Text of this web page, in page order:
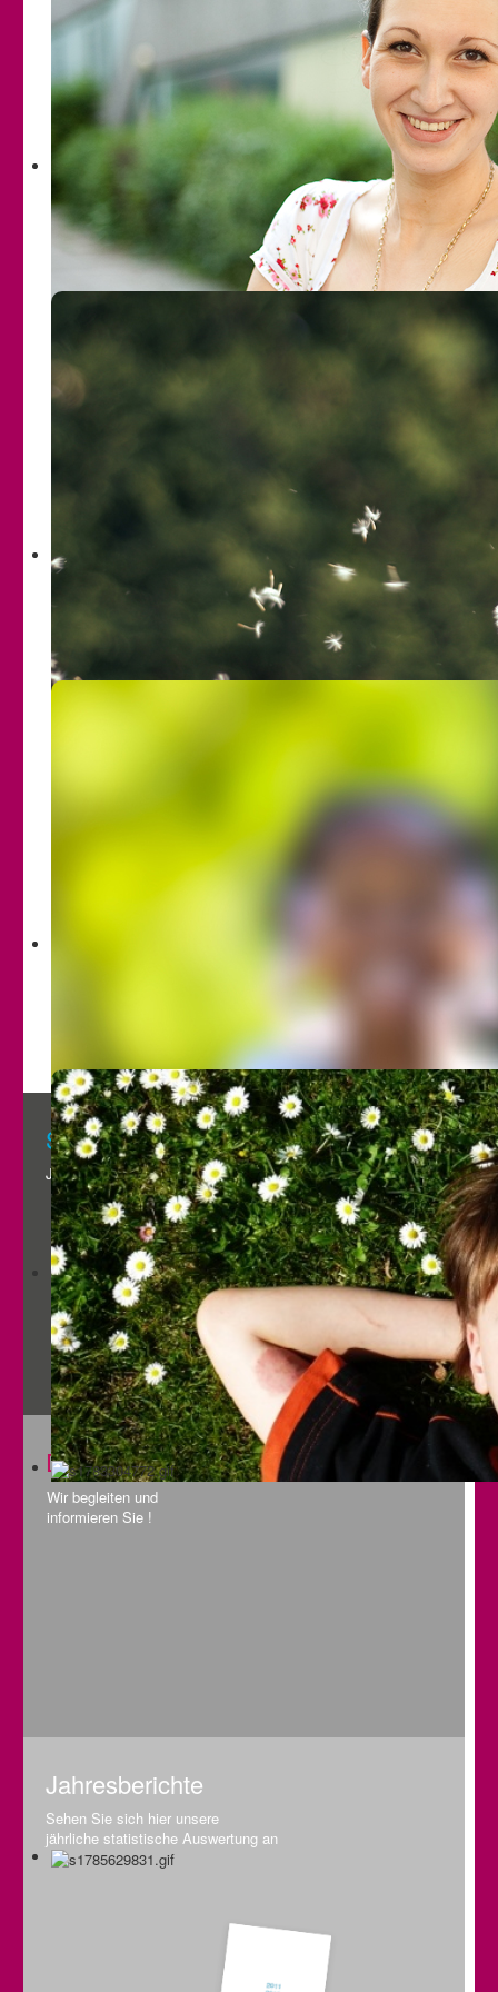
Betroffene mit Behinderung
Eltern und Vertrauenspersonen
Pädagogische Fachkräfte
Präventionsprojekte
Projekttage in der Schule
Materialien
Modellprojekt: Fortbildungsoffensive 2010-
2014 der DgfPI
Fortbildungen
Spenden statt Schenken
Benefizveranstaltungen
Öffentlichkeitsarbeit
Geldauflagen und Bußgelder
Wir unterstützen Lawine
kindliche Entwicklung wird nachhaltig gestört und
beschädigt, die Folgen sind teilweise schwerwiegend, und
die Erinnerung daran wird, wenn möglich, vergraben.
Gleichzeitig mobilisieren die Kinder und Jugendlichen eine
große Kraft und vielfältige Fähigkeiten, dies so
unbeschadet wie möglich zu überstehen. Sie entwickeln
Überlebensstrategien und Widerstandsformen, die ihnen in
ihrer bedrohlichen Lebenssituation hilfreich sind. Sie
suchen Wege sich zu schützen und Hilfe zu finden. Viel
Mut, Ausdauer und Stärke braucht es, sich aus dieser
Situation zu befreien oder sich den Erinnerungen zu stellen.
Zahlreiche Beispiele lassen sich dazu in unserer
Beratungs- und Therapiearbeit finden. Sie begleiten uns und
bestärken uns in unserer Arbeit.
Ausmaß der sexuellen Gewalt im öffentlichen Bewusstsein
wach zu halten und sich für Bedingungen einzusetzen, die
es Kindern ermöglichen, ohne Erfahrungen sexueller
Übergriffe und Gewalt aufzuwachsen.
Neben der Beratungsarbeit gehört der verbesserte Schutz
der Kinder und Jugendlichen vor sexuellen Übergriffen zum
Betätigungsfeld der Einrichtung. Diese Aufgaben können
jedoch nicht losgelöst von gesellschaftspolitischen
Gegebenheiten, die nach wie vor der Veränderung bedürfen,
So belegen Untersuchungen, dass sexualisierte Gewalt
Jungen und Mädchen geschlechtsspezifisch
unterschiedlich betrifft: Mädchen sind weitaus häufiger als
Jungen betroffen. In nach wie vor oft patriarchalen
Strukturen sind besonders Mädchen und Frauen alltäglich
vielfältigen Formen von Gewalt ausgesetzt, die
Benachteiligung, Ausgrenzung und Unterdrückung
bewirken.
für gleichwertige Lebensverhältnisse von Mädchen und
Satzung
Jetzt informieren und herunterladen
Das Lawine Team
Wir begleiten und
informieren Sie !
Jahresberichte
Sehen Sie sich hier unsere
jährliche statistische Auswertung an